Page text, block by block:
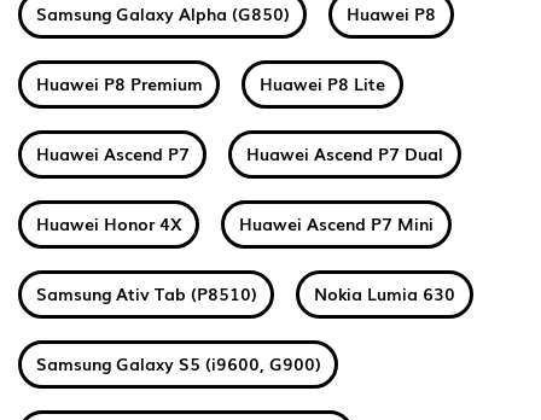
Samsung Galaxy Alpha (G850) Huawei P8
Huawei P8 Premium Huawei P8 Lite
Huawei Ascend P7 Huawei Ascend P7 Dual
Huawei Honor 4X Huawei Ascend P7 Mini
Samsung Ativ Tab (P8510) Nokia Lumia 630
Samsung Galaxy S5 (i9600, G900)